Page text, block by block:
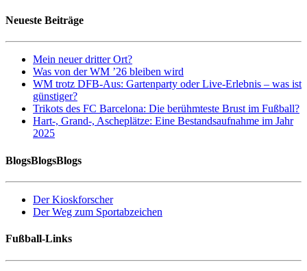
Neueste Beiträge
Mein neuer dritter Ort?
Was von der WM ’26 bleiben wird
WM trotz DFB-Aus: Gartenparty oder Live-Erlebnis – was ist
günstiger?
Trikots des FC Barcelona: Die berühmteste Brust im Fußball?
Hart-, Grand-, Ascheplätze: Eine Bestandsaufnahme im Jahr
2025
BlogsBlogsBlogs
Der Kioskforscher
Der Weg zum Sportabzeichen
Fußball-Links